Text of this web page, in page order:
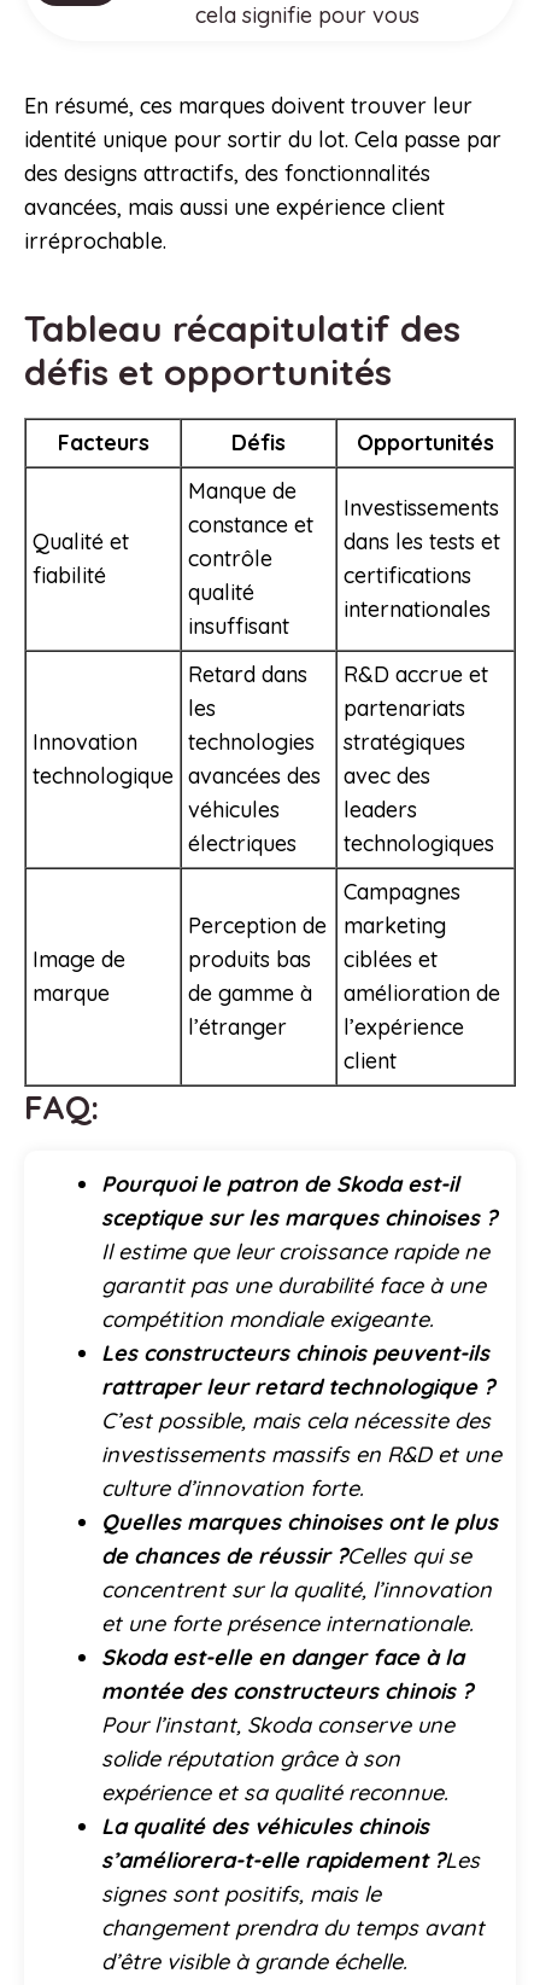
cela signifie pour vous
En résumé, ces marques doivent trouver leur
identité unique pour sortir du lot. Cela passe par
des designs attractifs, des fonctionnalités
avancées, mais aussi une expérience client
irréprochable.
Tableau récapitulatif des
défis et opportunités
Facteurs Défis Opportunités
Qualité et
fiabilité
Manque de
constance et
contrôle
qualité
insuffisant
Investissements
dans les tests et
certifications
internationales
Innovation
technologique
Retard dans
les
technologies
avancées des
véhicules
électriques
R&D accrue et
partenariats
stratégiques
avec des
leaders
technologiques
Image de
marque
Perception de
produits bas
de gamme à
l’étranger
Campagnes
marketing
ciblées et
amélioration de
l’expérience
client
FAQ:
Pourquoi le patron de Skoda est-il
sceptique sur les marques chinoises ?
Il estime que leur croissance rapide ne
garantit pas une durabilité face à une
compétition mondiale exigeante.
Les constructeurs chinois peuvent-ils
rattraper leur retard technologique ?
C’est possible, mais cela nécessite des
investissements massifs en R&D et une
culture d’innovation forte.
Quelles marques chinoises ont le plus
de chances de réussir ?Celles qui se
concentrent sur la qualité, l’innovation
et une forte présence internationale.
Skoda est-elle en danger face à la
montée des constructeurs chinois ?
Pour l’instant, Skoda conserve une
solide réputation grâce à son
expérience et sa qualité reconnue.
La qualité des véhicules chinois
s’améliorera-t-elle rapidement ?Les
signes sont positifs, mais le
changement prendra du temps avant
d’être visible à grande échelle.